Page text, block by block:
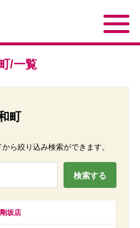
/一覧
町
ら絞り込み検索ができます。
坂店